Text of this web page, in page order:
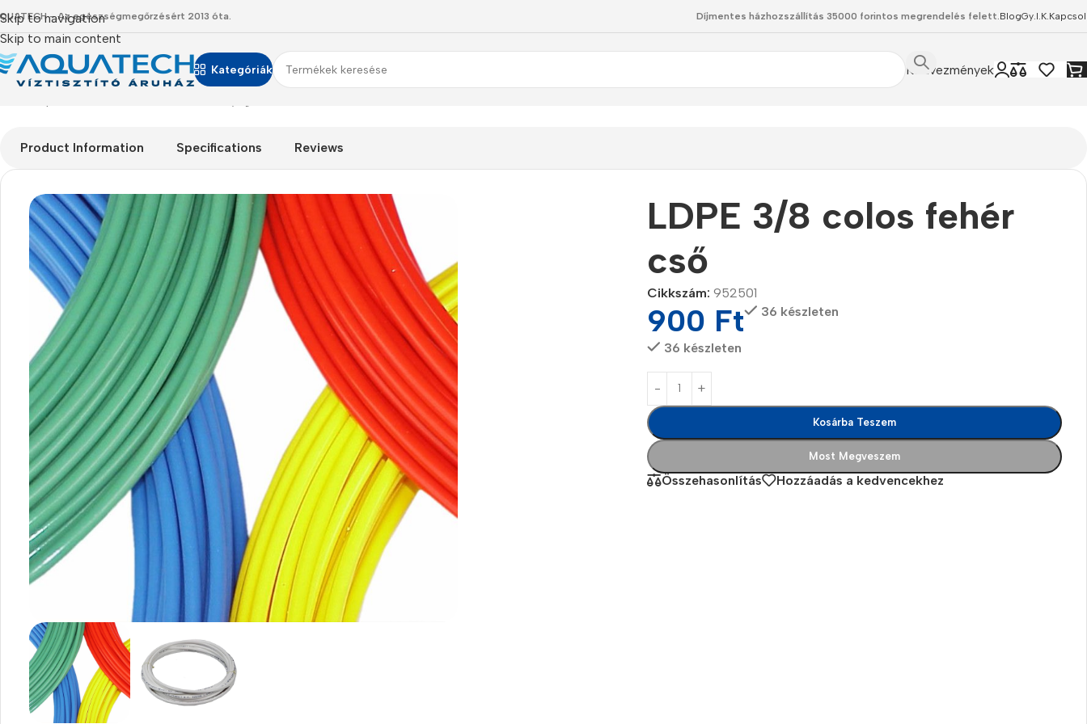
Skip to navigation
Skip to main content
- Az egészségmegőrzésért 2013 óta. Díjmentes házhozszállítás 35000 forintos megrendelés felett.BlogGy.I.K.
Kategóriák
Smartphones
Apple
Google
Nokia
Kedvezmények
Product Information Specifications Reviews
LDPE 3/8 colos fehér
cső
Cikkszám:952501
900 Ft 36 készleten
36 készleten
Kosárba Teszem
Most Megveszem
Összehasonlítás Hozzáadás a kedvencekhez